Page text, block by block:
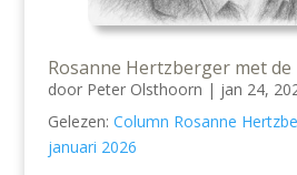
Rosanne Hertzberger met de
door Peter Olsthoorn | jan 24,
Gelezen: Column Rosanne
januari 2026